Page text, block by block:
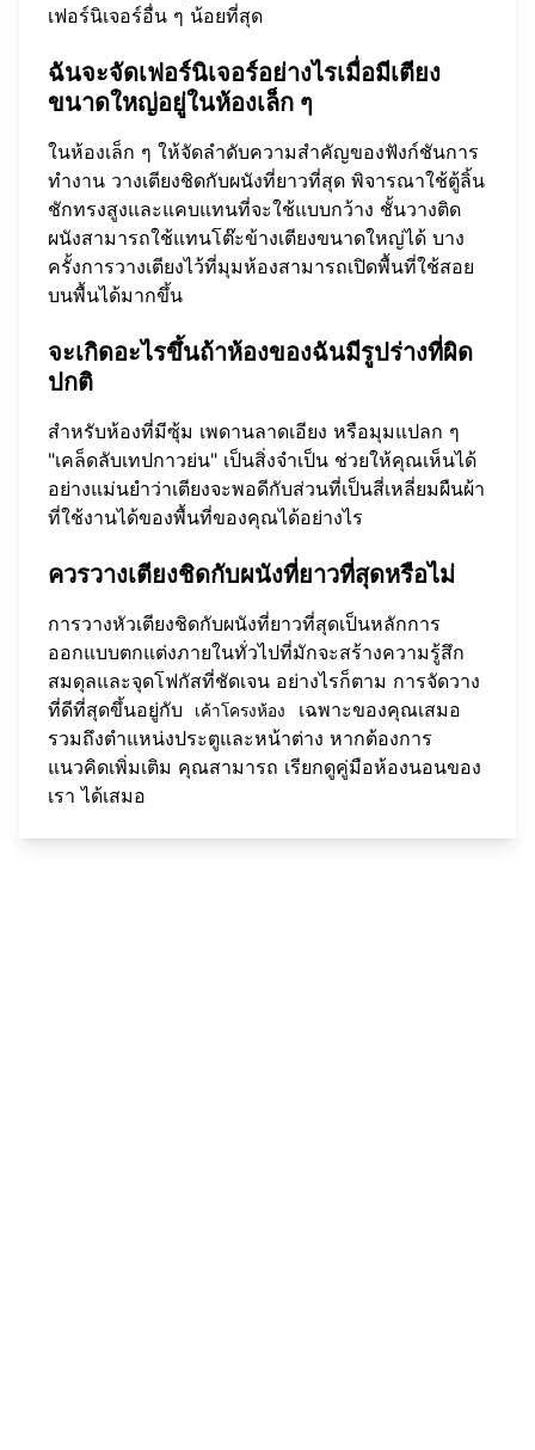
เฟอร์นิเจอร์อื่น ๆ น้อยที่สุด
ฉันจะจัดเฟอร์นิเจอร์อย่างไรเมื่อมีเตียง
ขนาดใหญ่อยู่ในห้องเล็ก ๆ
ในห้องเล็ก ๆ ให้จัดลำดับความสำคัญของฟังก์ชันการ
ทำงาน วางเตียงชิดกับผนังที่ยาวที่สุด พิจารณาใช้ตู้ลิ้น
ชักทรงสูงและแคบแทนที่จะใช้แบบกว้าง ชั้นวางติด
ผนังสามารถใช้แทนโต๊ะข้างเตียงขนาดใหญ่ได้ บาง
ครั้งการวางเตียงไว้ที่มุมห้องสามารถเปิดพื้นที่ใช้สอย
บนพื้นได้มากขึ้น
จะเกิดอะไรขึ้นถ้าห้องของฉันมีรูปร่างที่ผิด
ปกติ
สำหรับห้องที่มีซุ้ม เพดานลาดเอียง หรือมุมแปลก ๆ
"เคล็ดลับเทปกาวย่น" เป็นสิ่งจำเป็น ช่วยให้คุณเห็นได้
อย่างแม่นยำว่าเตียงจะพอดีกับส่วนที่เป็นสี่เหลี่ยมผืนผ้า
ที่ใช้งานได้ของพื้นที่ของคุณได้อย่างไร
ควรวางเตียงชิดกับผนังที่ยาวที่สุดหรือไม่
การวางหัวเตียงชิดกับผนังที่ยาวที่สุดเป็นหลักการ
ออกแบบตกแต่งภายในทั่วไปที่มักจะสร้างความรู้สึก
สมดุลและจุดโฟกัสที่ชัดเจน อย่างไรก็ตาม การจัดวาง
ที่ดีที่สุดขึ้นอยู่กับ
เค้าโครงห้อง
เฉพาะของคุณเสมอ
รวมถึงตำแหน่งประตูและหน้าต่าง หากต้องการ
แนวคิดเพิ่มเติม คุณสามารถ เรียกดูคู่มือห้องนอนของ
เรา ได้เสมอ